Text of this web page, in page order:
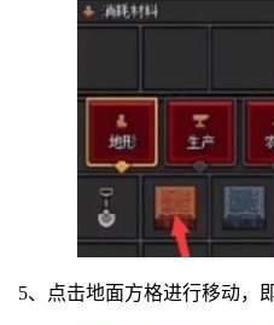
5、点击地面方格进行移动，